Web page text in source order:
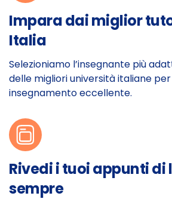
Impara dai miglior
Italia
Selezioniamo l’insegnante più
delle migliori università italiane
insegnamento eccellente.
Rivedi i tuoi appunti di
sempre